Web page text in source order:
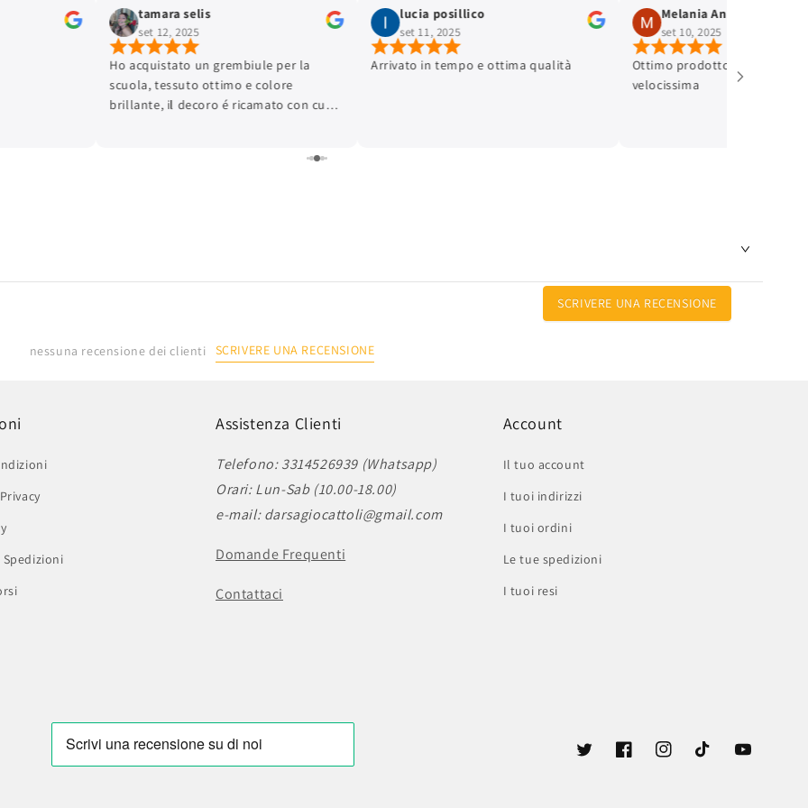
tamara selis
set 12, 2025
Ho acquistato un grembiule per la
scuola, tessuto ottimo e colore
brillante, il decoro é ricamato con cura
lucia posillico
set 11, 2025
Arrivato in tempo e ottima qualità
set 10, 2025
Ottimo prodotto e spedizione
velocissima
SCRIVERE UNA RECENSIONE
nessuna recensione dei clienti SCRIVERE UNA RECENSIONE
Spedizioni
Assistenza Clienti
Telefono: 3314526939 (Whatsapp)
Orari: Lun-Sab (10.00-18.00)
e-mail: darsagiocattoli@gmail.com
Domande Frequenti
Contattaci
Account
Il tuo account
I tuoi indirizzi
I tuoi ordini
Le tue spedizioni
I tuoi resi
TwitterFacebookInstagramTikTok YouTube